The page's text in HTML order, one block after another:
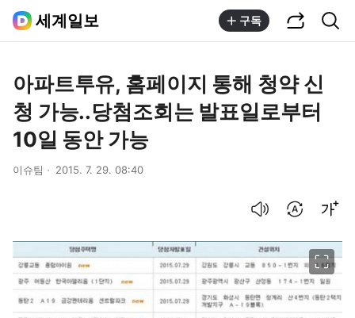
세계일보 구독
아파트투유, 홈페이지 통해 청약 신
청 가능..당첨조회는 발표일로부터
10일 동안 가능
이슈팀 2015. 7. 29. 08:40